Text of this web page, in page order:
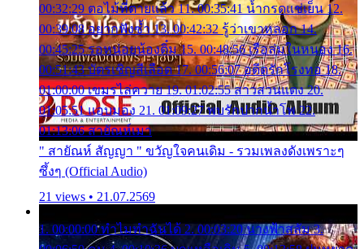
00:32:29 ตอไม้ที่ตายแล้ว 11. 00:35:41 น้ำกรดแช่เย็น 12.
00:39:08 อยากฟังซ้ำ 13. 00:42:32 รู้ว่าเขาหลอก 14.
00:45:25 รอหน่อยน้องติ๋ม 15. 00:48:56 เรือล่มในหนอง 16.
00:51:43 บัตรเชิญสีเลือด 17. 00:56:07 อดีตรักโรงทอ 18.
01:00:00 เขมรไล่ควาย 19. 01:02:55 สาวสวนแตง 20.
01:05:51 แอบมอง 21. 01:09:27 พบรักปากน้ำโพ 22.
01:13:06 สายัณห์เมา
" สายัณห์ สัญญา " ขวัญใจคนเดิม - รวมเพลงดังเพราะๆ
ซึ้งๆ (Official Audio)
21 views • 21.07.2569
1. 00:00:00 ทำไมทำฉันได้ 2. 00:03:20 นางฟ้าสลัม 3.